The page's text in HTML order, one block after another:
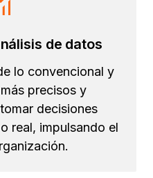
de datos
lo convencional y
precisos y
decisiones
real, impulsando el